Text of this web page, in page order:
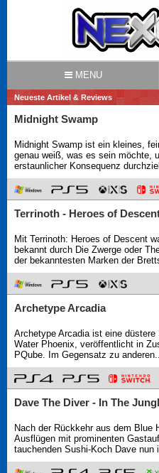
MENU
Neueste Artikel & Reviews
Midnight Swamp
Midnight Swamp ist ein kleines,
genau weiß, was es sein möchte,
erstaunlicher Konsequenz
Terrinoth - Heroes of
Mit Terrinoth: Heroes of Descent
bekannt durch Die Zwerge oder
der bekanntesten Marken der
Archetype Arcadia
Archetype Arcadia ist eine
Water Phoenix, veröffentlicht in
PQube. Im Gegensatz zu
Dave The Diver - In The
Nach der Rückkehr aus dem Blue
Ausflügen mit prominenten
tauchenden Sushi-Koch Dave nun